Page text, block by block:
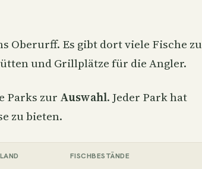
Oberurff. Es gibt dort viele Fische zu
und Grillplätze für die Angler.
Parks zur Auswahl. Jeder Park hat
zu bieten.
FISCHBESTÄNDE